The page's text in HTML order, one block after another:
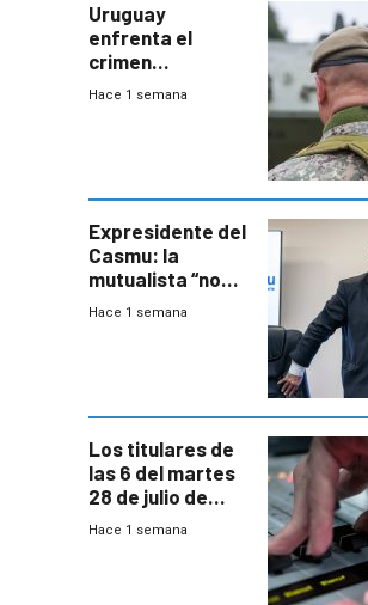
Uruguay
enfrenta el
crimen
organizado con
seguridad
Hace 1 semana
Expresidente del
Casmu: la
mutualista “no
está para pagar”
Hace 1 semana
Los titulares de
las 6 del martes
28 de julio de
2026
Hace 1 semana